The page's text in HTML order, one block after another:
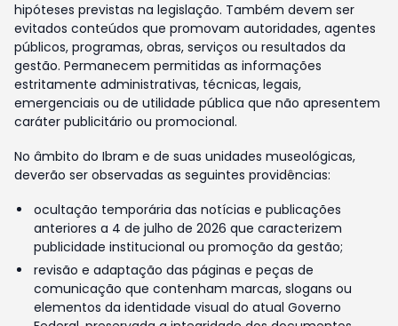
hipóteses previstas na legislação. Também devem ser
evitados conteúdos que promovam autoridades, agentes
públicos, programas, obras, serviços ou resultados da
gestão. Permanecem permitidas as informações
estritamente administrativas, técnicas, legais,
emergenciais ou de utilidade pública que não apresentem
caráter publicitário ou promocional.
No âmbito do Ibram e de suas unidades museológicas,
deverão ser observadas as seguintes providências:
ocultação temporária das notícias e publicações
anteriores a 4 de julho de 2026 que caracterizem
publicidade institucional ou promoção da gestão;
revisão e adaptação das páginas e peças de
comunicação que contenham marcas, slogans ou
elementos da identidade visual do atual Governo